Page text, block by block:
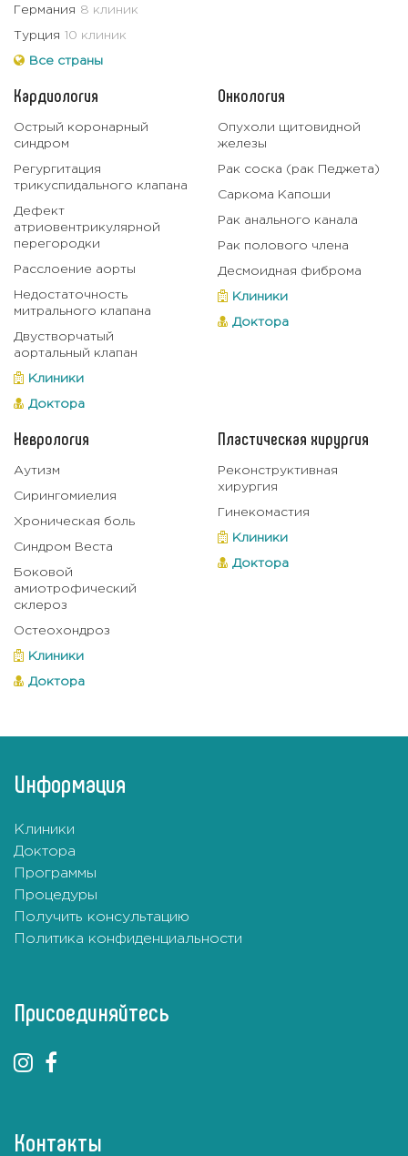
Германия 8 клиник
Турция 10 клиник
Все страны
Кардиология
Острый коронарный
синдром
Регургитация
трикуспидального клапана
Дефект
атриовентрикулярной
перегородки
Расслоение аорты
Недостаточность
митрального клапана
Двустворчатый
аортальный клапан
Клиники
Доктора
Онкология
Опухоли щитовидной
железы
Рак соска (рак Педжета)
Саркома Капоши
Рак анального канала
Рак полового члена
Десмоидная фиброма
Клиники
Доктора
Неврология
Аутизм
Сирингомиелия
Хроническая боль
Синдром Веста
Боковой
амиотрофический
склероз
Остеохондроз
Клиники
Доктора
Пластическая хирургия
Реконструктивная
хирургия
Гинекомастия
Клиники
Доктора
Информация
Клиники
Доктора
Программы
Процедуры
Получить консультацию
Политика конфиденциальности
Присоединяйтесь
Контакты